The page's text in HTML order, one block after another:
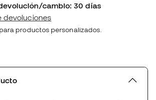
cambio: 30 días
devoluciones
productos personalizados.